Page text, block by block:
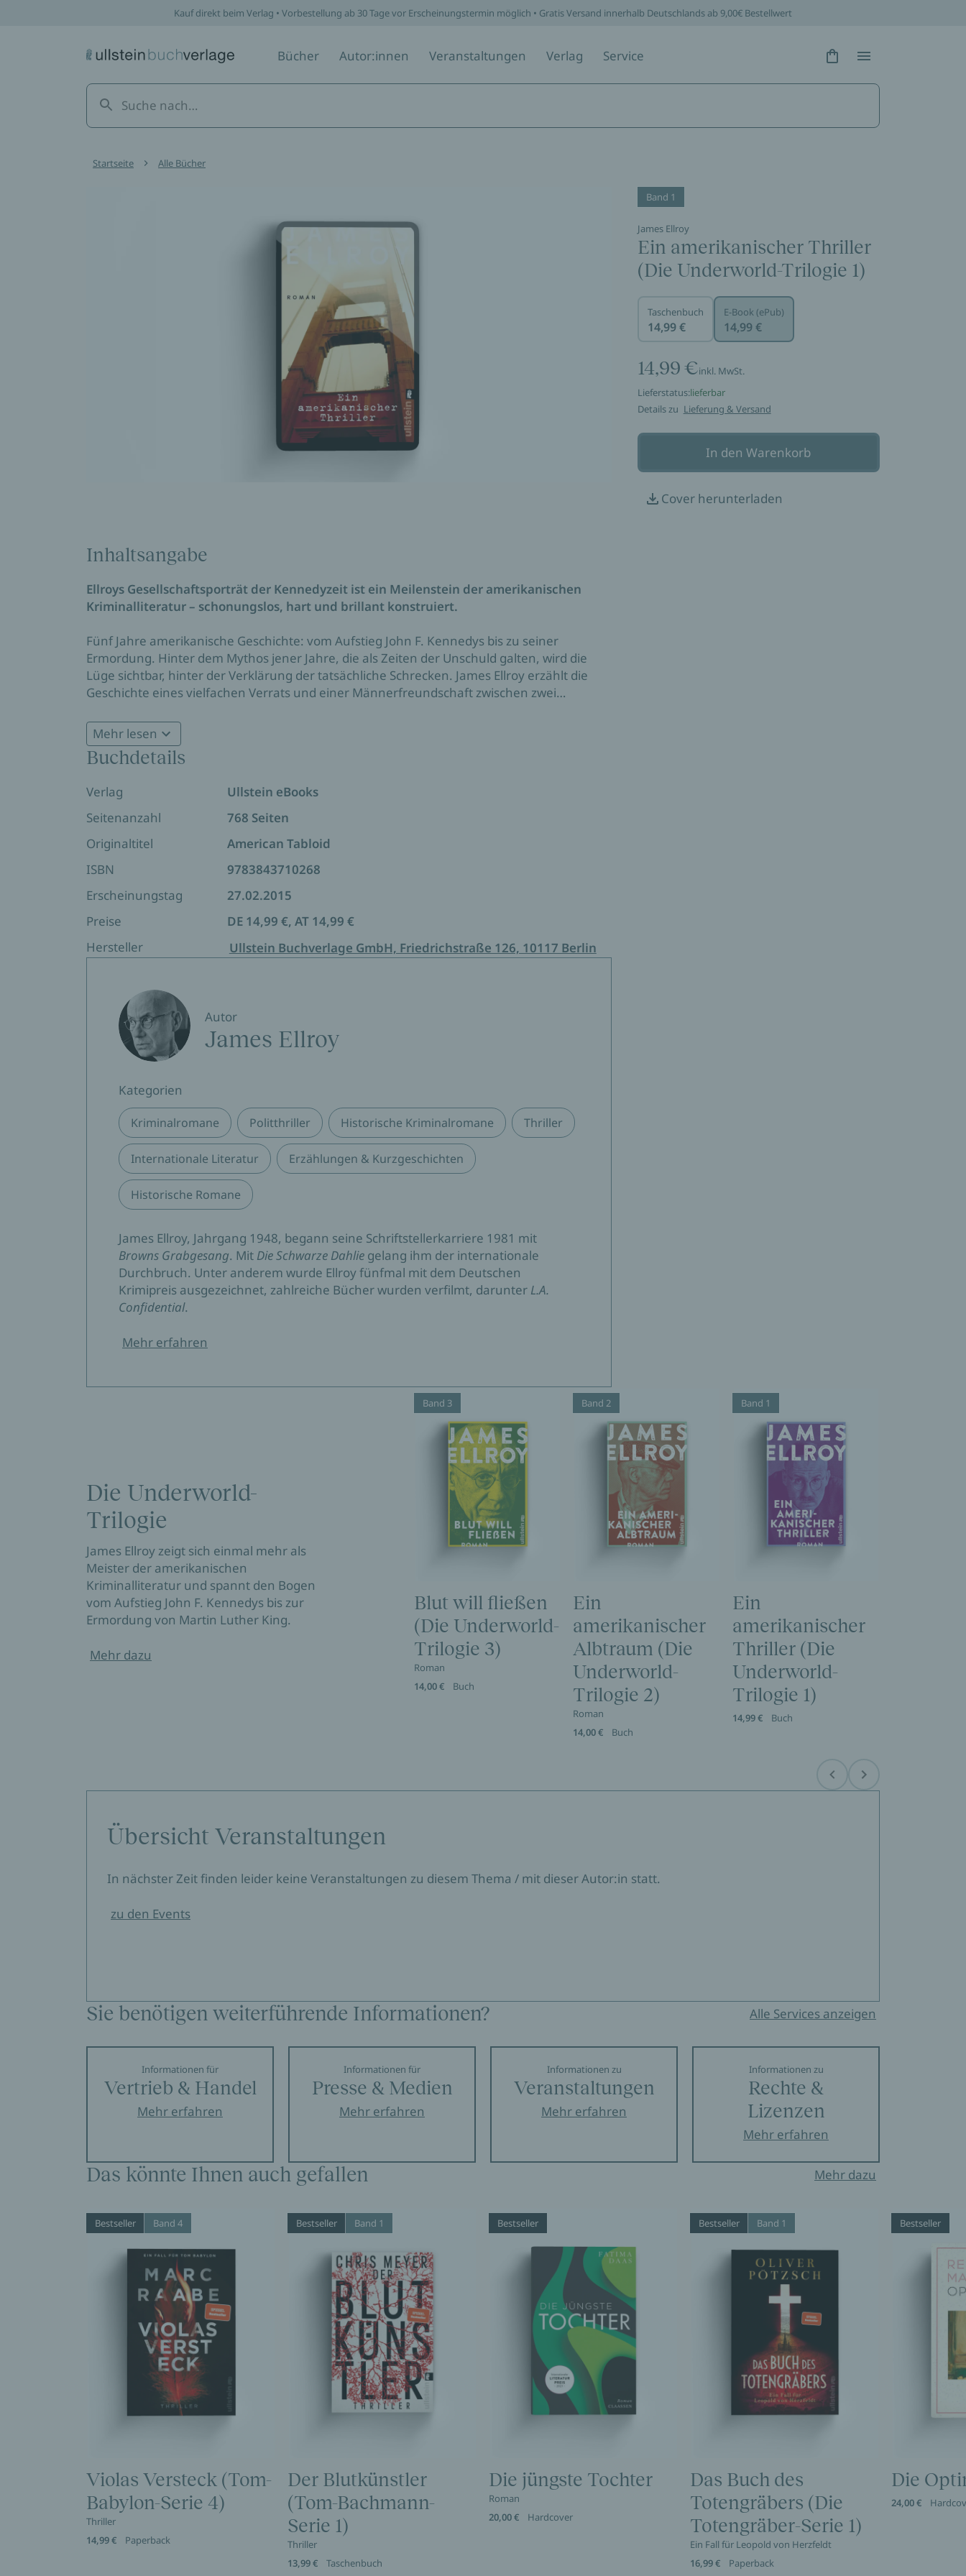
Kauf direkt beim Verlag • Vorbestellung ab 30 Tage vor Erscheinungstermin möglich • Gratis Versand innerhalb Deutschlands ab 9,00€ Bestellwert
Bücher Autor:innen Veranstaltungen Verlag Service Hidden Text
Hidden Text
Startseite Alle Bücher
Band 1
James Ellroy
Ein amerikanischer Thriller
(Die Underworld-Trilogie 1)
Taschenbuch
14,99 €
E-Book (ePub)
14,99 €
14,99 €inkl. MwSt.
Lieferstatus:lieferbar
Details zu Lieferung & Versand
In den Warenkorb
Cover herunterladen
Inhaltsangabe
Ellroys Gesellschaftsporträt der Kennedyzeit ist ein Meilenstein der amerikanischen
Kriminalliteratur – schonungslos, hart und brillant konstruiert.
Fünf Jahre amerikanische Geschichte: vom Aufstieg John F. Kennedys bis zu seiner
Ermordung. Hinter dem Mythos jener Jahre, die als Zeiten der Unschuld galten, wird die
Lüge sichtbar, hinter der Verklärung der tatsächliche Schrecken. James Ellroy erzählt die
Geschichte eines vielfachen Verrats und einer Männerfreundschaft zwischen zwei
Howard Hughes steht.
Mehr lesen
Buchdetails
Verlag
Ullstein eBooks
Seitenanzahl
768 Seiten
Originaltitel
American Tabloid
ISBN
9783843710268
Erscheinungstag
27.02.2015
Preise
DE 14,99 €, AT 14,99 €
Hersteller
Ullstein Buchverlage GmbH, Friedrichstraße 126, 10117 Berlin
Autor
James Ellroy
Kategorien
Kriminalromane Politthriller Historische Kriminalromane Thriller
Internationale Literatur Erzählungen & Kurzgeschichten
Historische Romane
James Ellroy, Jahrgang 1948, begann seine Schriftstellerkarriere 1981 mit
Browns Grabgesang. Mit Die Schwarze Dahlie gelang ihm der internationale
Durchbruch. Unter anderem wurde Ellroy fünfmal mit dem Deutschen
Krimipreis ausgezeichnet, zahlreiche Bücher wurden verfilmt, darunter L.A.
Confidential.
Mehr erfahren
Die Underworld-
Trilogie
James Ellroy zeigt sich einmal mehr als
Meister der amerikanischen
Kriminalliteratur und spannt den Bogen
vom Aufstieg John F. Kennedys bis zur
Ermordung von Martin Luther King.
Mehr dazu
Band 3
Blut will fließen
(Die Underworld-
Trilogie 3)
Roman
14,00 €
Buch
Band 2
Ein
amerikanischer
Albtraum (Die
Underworld-
Trilogie 2)
Roman
14,00 €
Buch
Band 1
Ein
amerikanischer
Thriller (Die
Underworld-
Trilogie 1)
14,99 € Buch
Before Next
Übersicht Veranstaltungen
In nächster Zeit finden leider keine Veranstaltungen zu diesem Thema / mit dieser Autor:in statt.
zu den Events
Sie benötigen weiterführende Informationen? Alle Services anzeigen
Informationen für
Vertrieb & Handel
Mehr erfahren
Informationen für
Presse & Medien
Mehr erfahren
Informationen zu
Veranstaltungen
Mehr erfahren
Informationen zu
Rechte &
Lizenzen
Mehr erfahren
Das könnte Ihnen auch gefallen Mehr dazu
Bestseller Band 4
Violas Versteck (Tom-
Babylon-Serie 4)
Thriller
14,99 €
Paperback
Bestseller Band 1
Der Blutkünstler
(Tom-Bachmann-
Serie 1)
Thriller
13,99 €
Taschenbuch
Bestseller
Die jüngste Tochter
Roman
20,00 €
Hardcover
Bestseller Band 1
Das Buch des
Totengräbers (Die
Totengräber-Serie 1)
Ein Fall für Leopold von Herzfeldt
16,99 €
Paperback
Bestseller
Die
24,00 €